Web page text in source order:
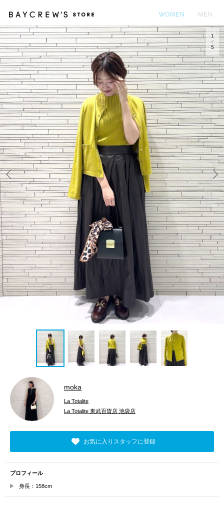
WOMEN MEN
Prev
1
5
moka
La Totalite
La Totalite 東武百貨店 池袋店
お気に入りスタッフに登録
プロフィール
身長：158cm